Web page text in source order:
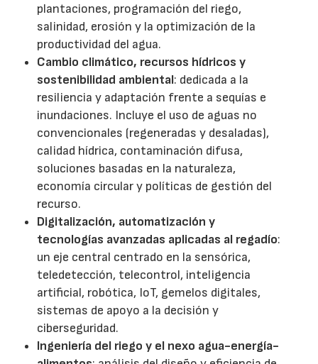
plantaciones, programación del riego,
salinidad, erosión y la optimización de la
productividad del agua.
Cambio climático, recursos hídricos y
sostenibilidad ambiental: dedicada a la
resiliencia y adaptación frente a sequías e
inundaciones. Incluye el uso de aguas no
convencionales (regeneradas y desaladas),
calidad hídrica, contaminación difusa,
soluciones basadas en la naturaleza,
economía circular y políticas de gestión del
recurso.
Digitalización, automatización y
tecnologías avanzadas aplicadas al regadío:
un eje central centrado en la sensórica,
teledetección, telecontrol, inteligencia
artificial, robótica, IoT, gemelos digitales,
sistemas de apoyo a la decisión y
ciberseguridad.
Ingeniería del riego y el nexo agua-energía-